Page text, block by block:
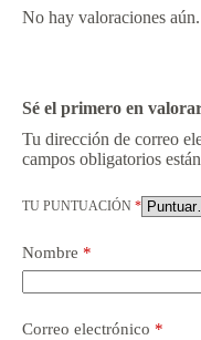
No hay valoraciones aún.
Sé el primero en
Tu dirección de correo
campos obligatorios
TU PUNTUACIÓN *
Nombre *
Correo electrónico *